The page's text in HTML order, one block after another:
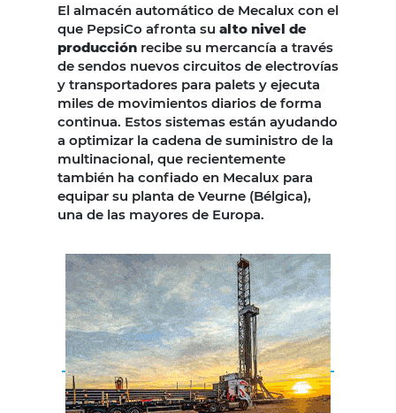
El almacén automático de Mecalux con el
que PepsiCo afronta su alto nivel de
producción recibe su mercancía a través
de sendos nuevos circuitos de electrovías
y transportadores para palets y ejecuta
miles de movimientos diarios de forma
continua. Estos sistemas están ayudando
a optimizar la cadena de suministro de la
multinacional, que recientemente
también ha confiado en Mecalux para
equipar su planta de Veurne (Bélgica),
una de las mayores de Europa.